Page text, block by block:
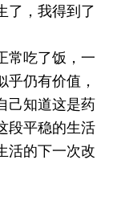
了，我得到了
常吃了饭，一
仍有价值，
己知道这是药
段平稳的生活
活的下一次改